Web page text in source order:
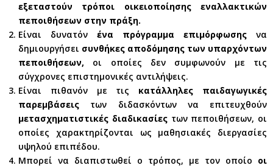
εξεταστούν τρόποι οικειοποίησης εναλλακτικών
πεποιθήσεων στην πράξη.
Είναι δυνατόν ένα πρόγραμμα επιμόρφωσης να
δημιουργήσει συνθήκες αποδόμησης των υπαρχόντων
πεποιθήσεων, οι οποίες δεν συμφωνούν με τις
σύγχρονες επιστημονικές αντιλήψεις.
Είναι πιθανόν με τις κατάλληλες παιδαγωγικές
παρεμβάσεις των διδασκόντων να επιτευχθούν
μετασχηματιστικές διαδικασίεςτων πεποιθήσεων, οι
οποίες χαρακτηρίζονται ως μαθησιακές διεργασίες
υψηλού επιπέδου.
Μπορεί να διαπιστωθεί ο τρόπος, με τον οποίο οι